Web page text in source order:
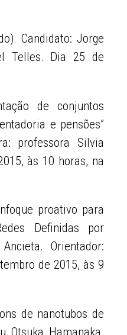
Candidato: Jorge
Telles. Dia 25 de
de conjuntos
e pensões”
professora Silvia
às 10 horas, na
proativo para
Definidas por
Orientador:
de 2015, às 9
de nanotubos de